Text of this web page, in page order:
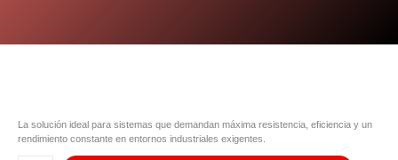
La solución ideal para sistemas que demandan máxima resistencia, eficiencia y un
rendimiento constante en entornos industriales exigentes.